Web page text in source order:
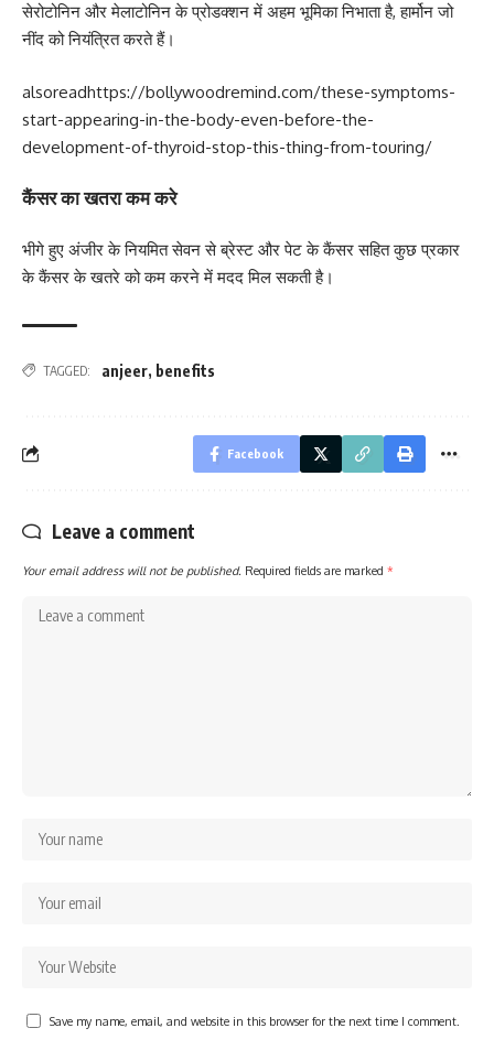
सेरोटोनिन और मेलाटोनिन के प्रोडक्शन में अहम भूमिका निभाता है, हार्मोन जो
नींद को नियंत्रित करते हैं।
alsoreadhttps://bollywoodremind.com/these-symptoms-
start-appearing-in-the-body-even-before-the-
development-of-thyroid-stop-this-thing-from-touring/
​कैंसर का खतरा कम करे
भीगे हुए अंजीर के नियमित सेवन से ब्रेस्ट और पेट के कैंसर सहित कुछ प्रकार
के कैंसर के खतरे को कम करने में मदद मिल सकती है।
TAGGED: anjeer, benefits
Facebook
Leave a comment
Your email address will not be published. Required fields are marked *
Save my name, email, and website in this browser for the next time I comment.